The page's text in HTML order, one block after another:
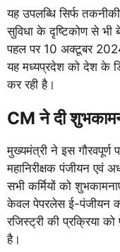
यह उपलब्धि सिर्फ
सुविधा के दृष्टिकोण से भी
पहल पर 10 अक्टूबर
यह मध्यप्रदेश को देश के
कर रही है।
CM ने दी
मुख्यमंत्री ने इस गौरवपूर्ण
महानिरीक्षक पंजीयन एवं
सभी कर्मियों को
केवल पेपरलेस ई-पंजीयन
रजिस्ट्री की प्रक्रिया
है।